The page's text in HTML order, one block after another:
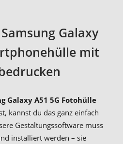
Galaxy
mit
Galaxy A51 5G Fotohülle
kannst du das ganz einfach
Gestaltungssoftware muss
installiert werden – sie